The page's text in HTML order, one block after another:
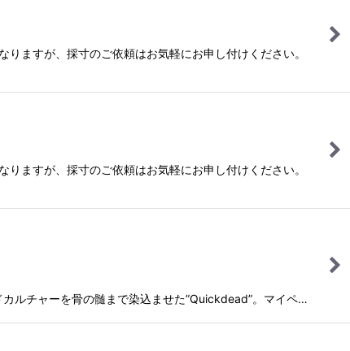
ますが、採寸のご依頼はお気軽にお申し付けください。
ますが、採寸のご依頼はお気軽にお申し付けください。
ルチャーを骨の髄まで染込ませた”Quickdead”。マイペ…